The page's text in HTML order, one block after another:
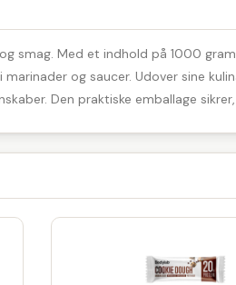
smag. Med et indhold på 1000
og saucer. Udover sine
Den praktiske emballage